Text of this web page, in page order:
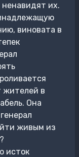
их.
виновата в
жителей в
Она
живым из
исток